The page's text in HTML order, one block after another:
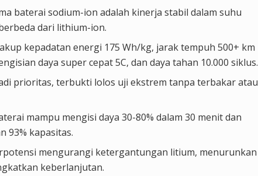
baterai sodium-ion adalah kinerja stabil dalam suhu
dari lithium-ion.
kepadatan energi 175 Wh/kg, jarak tempuh 500+ km
daya super cepat 5C, dan daya tahan 10.000 siklus.
prioritas, terbukti lolos uji ekstrem tanpa terbakar atau
mampu mengisi daya 30-80% dalam 30 menit dan
93% kapasitas.
mengurangi ketergantungan litium, menurunkan
keberlanjutan.